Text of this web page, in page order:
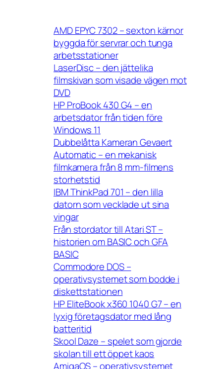
AMD EPYC 7302 – sexton kärnor
byggda för servrar och tunga
arbetsstationer
LaserDisc – den jättelika
filmskivan som visade vägen mot
DVD
HP ProBook 430 G4 – en
arbetsdator från tiden före
Windows 11
Dubbelåtta Kameran Gevaert
Automatic – en mekanisk
filmkamera från 8 mm-filmens
storhetstid
IBM ThinkPad 701 – den lilla
datorn som vecklade ut sina
vingar
Från stordator till Atari ST –
historien om BASIC och GFA
BASIC
Commodore DOS –
operativsystemet som bodde i
diskettstationen
HP EliteBook x360 1040 G7 – en
lyxig företagsdator med lång
batteritid
Skool Daze – spelet som gjorde
skolan till ett öppet kaos
AmigaOS – operativsystemet